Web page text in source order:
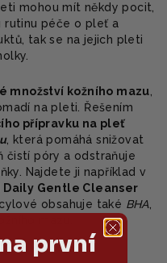
mohou mít někdy pocit,
rutinu péče o pleť a
tak se na jejich pleti
množství kožního mazu
na pleti. Řešením
přípravku na pleť
, která pomáhá snižovat
čistí póry a odstraňuje
Najdete ji například v
Daily Gentle Cleanser
obsahuje také BHA
mazu.
na první